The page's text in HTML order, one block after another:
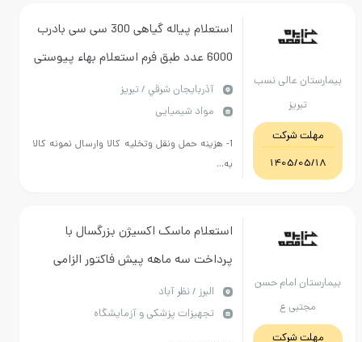
عالی نسب
استعلام پیاله گیاهی 300 سی سی بادرب
6000 عدد طبق فرم استعلام بهاء پیوستی
-- تسویه یک ماه
آذربايجان شرقي / تبریز
مواد شیمیایی
1- هزینه حمل ونقل وتخلیه کالا وارسال نمونه کالا
به...
امام حسن
استعلام ماسک اکسیژن بزرگسال با
پرداخت سه ماهه پیش فاکتور الزامی
میباشد هزینه حمل و نقل بر عهده
فروشنده میباشد
البرز / نظر آباد
تجهیزات پزشکی و آزمایشگاه